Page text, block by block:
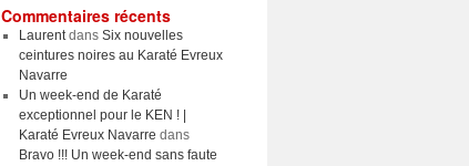
Commentaires récents
Laurentdans Six nouvelles
ceintures noires au Karaté Evreux
Navarre
Un week-end de Karaté
exceptionnel pour le KEN ! |
Karaté Evreux Navarre dans
Bravo !!! Un week-end sans faute